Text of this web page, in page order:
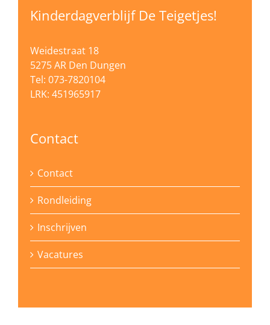
Kinderdagverblijf De Teigetjes!
Weidestraat 18
5275 AR Den Dungen
Tel: 073-7820104
LRK: 451965917
Contact
Contact
Rondleiding
Inschrijven
Vacatures